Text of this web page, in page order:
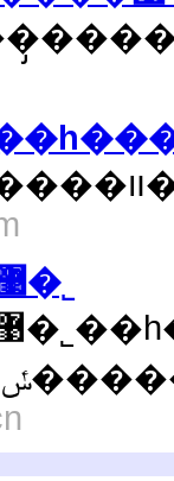
�϶��������޹�˾